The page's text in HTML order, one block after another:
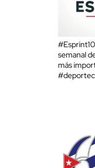
semanal
más